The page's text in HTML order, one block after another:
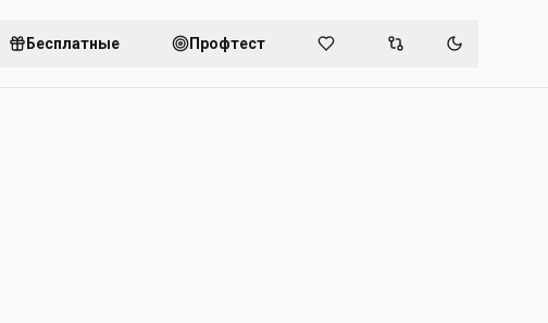
Бесплатные Профтест